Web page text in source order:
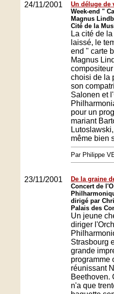
24/11/2001
Un déluge de
Week-end "
Magnus
Cité de la
La cité de
laissé, le
end " carte
Magnus
choisi de la
son
Salonen et
pour un
mariant
même bien
Par Philippe
23/11/2001
De la graine
Concert de
dirigé par
Palais des
Un jeune
diriger
Strasbourg
grande
programme
réunissant
Beethoven.
n'a que